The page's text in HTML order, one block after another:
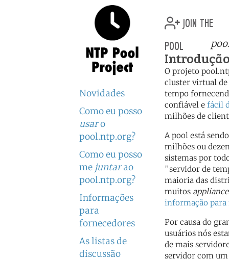
Novidades
Como eu posso
usaro
pool.ntp.org?
Como eu posso
me juntarao
pool.ntp.org?
Informações
para
fornecedores
As listas de
discussão
join the
pool
O projeto
cluster virtual de
tempo
confiável e fácil
milhões de
A pool está
milhões ou
sistemas por
"servidor de
maioria das
muitos
informação para
Por causa do
usuários nós
de mais
servidor com